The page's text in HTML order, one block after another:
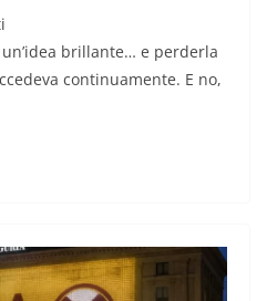
brillante… e perderla
continuamente. E no,